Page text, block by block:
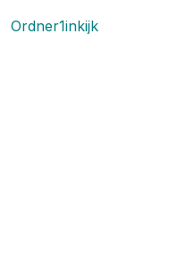
Ordner1inkijk